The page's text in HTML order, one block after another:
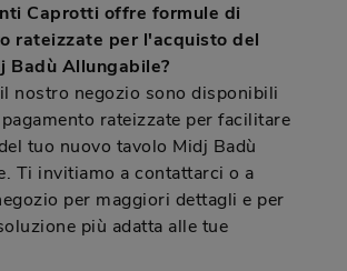
Caprotti offre formule di
rateizzate per l'acquisto del
Badù Allungabile?
nostro negozio sono disponibili
rateizzate per facilitare
tuo nuovo tavolo Midj Badù
Ti invitiamo a contattarci o a
per maggiori dettagli e per
più adatta alle tue